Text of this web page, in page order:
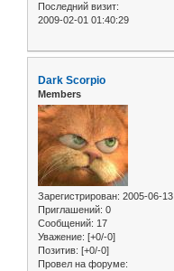
Последний визит:
2009-02-01 01:40:29
Dark Scorpio
Members
Зарегистрирован: 2005-06-13
Приглашений: 0
Сообщений: 17
Уважение: [+0/-0]
Позитив: [+0/-0]
Провел на форуме: